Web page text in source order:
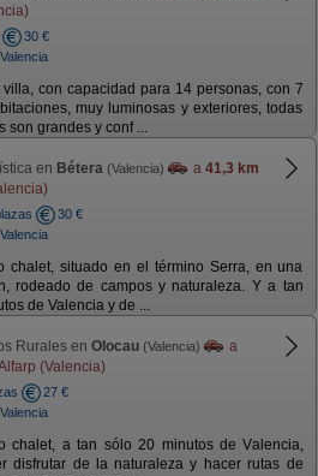
30 €
villa, con capacidad para 14 personas, con 7
muy luminosas y exteriores, todas
son grandes y conf ...
en Bétera (Valencia) a 41,3 km
30 €
chalet, situado en el término Serra, en una
rodeado de campos y naturaleza. Y a tan
de Valencia y de ...
Rurales en Olocau (Valencia)
a
(Valencia)
27 €
chalet, a tan sólo 20 minutos de Valencia,
disfrutar de la naturaleza y hacer rutas de